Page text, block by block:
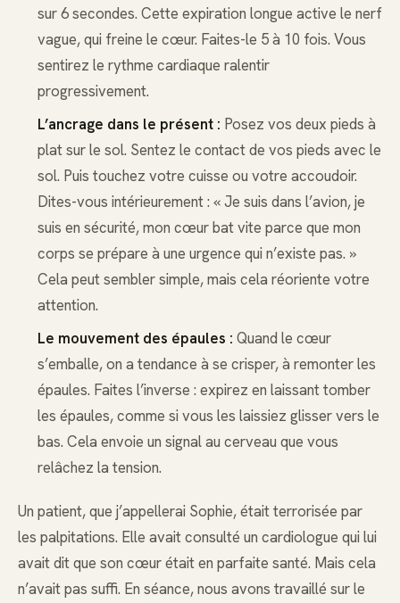
sur 6 secondes. Cette expiration longue active le nerf
vague, qui freine le cœur. Faites-le 5 à 10 fois. Vous
sentirez le rythme cardiaque ralentir
progressivement.
L’ancrage dans le présent : Posez vos deux pieds à
plat sur le sol. Sentez le contact de vos pieds avec le
sol. Puis touchez votre cuisse ou votre accoudoir.
Dites-vous intérieurement : « Je suis dans l’avion, je
suis en sécurité, mon cœur bat vite parce que mon
corps se prépare à une urgence qui n’existe pas. »
Cela peut sembler simple, mais cela réoriente votre
attention.
Le mouvement des épaules : Quand le cœur
s’emballe, on a tendance à se crisper, à remonter les
épaules. Faites l’inverse : expirez en laissant tomber
les épaules, comme si vous les laissiez glisser vers le
bas. Cela envoie un signal au cerveau que vous
relâchez la tension.
Un patient, que j’appellerai Sophie, était terrorisée par
les palpitations. Elle avait consulté un cardiologue qui lui
avait dit que son cœur était en parfaite santé. Mais cela
n’avait pas suffi. En séance, nous avons travaillé sur le